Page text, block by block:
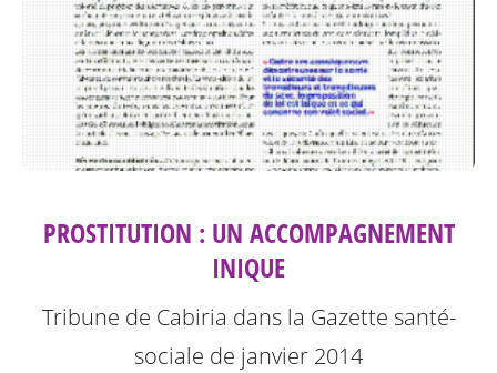
PROSTITUTION : UN ACCOMPAGNEMENT
INIQUE
Tribune de Cabiria dans la Gazette santé-
sociale de janvier 2014